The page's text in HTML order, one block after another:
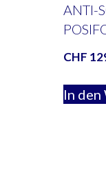
ANTI-
CHF
In